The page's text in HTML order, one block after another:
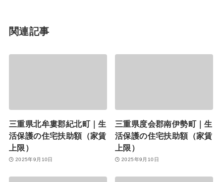
関連記事
三重県北牟婁郡紀北町｜生
活保護の住宅扶助額（家賃
上限）
2025年9月10日
三重県度会郡南伊勢町｜生
活保護の住宅扶助額（家賃
上限）
2025年9月10日